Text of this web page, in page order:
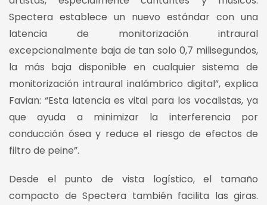
Spectera establece un nuevo estándar con una
latencia de monitorización intraural
excepcionalmente baja de tan solo 0,7 milisegundos,
la más baja disponible en cualquier sistema de
monitorización intraural inalámbrico digital”, explica
Favian: “Esta latencia es vital para los vocalistas, ya
que ayuda a minimizar la interferencia por
conducción ósea y reduce el riesgo de efectos de
filtro de peine”.
Desde el punto de vista logístico, el tamaño
compacto de Spectera también facilita las giras.